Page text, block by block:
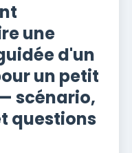
une
d'un
un petit
scénario,
questions